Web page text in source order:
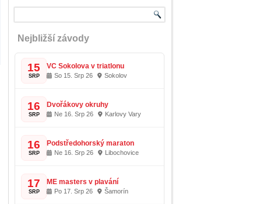
Nejbližší závody
15
SRP
VC Sokolova v triatlonu
So 15. Srp 26 Sokolov
16
SRP
Dvořákovy okruhy
Ne 16. Srp 26 Karlovy Vary
16
SRP
Podstředohorský maraton
Ne 16. Srp 26 Libochovice
17
SRP
ME masters v plavání
Po 17. Srp 26 Šamorín